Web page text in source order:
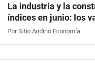
La industria y la
índices en junio: los
Por Sitio Andino Economía